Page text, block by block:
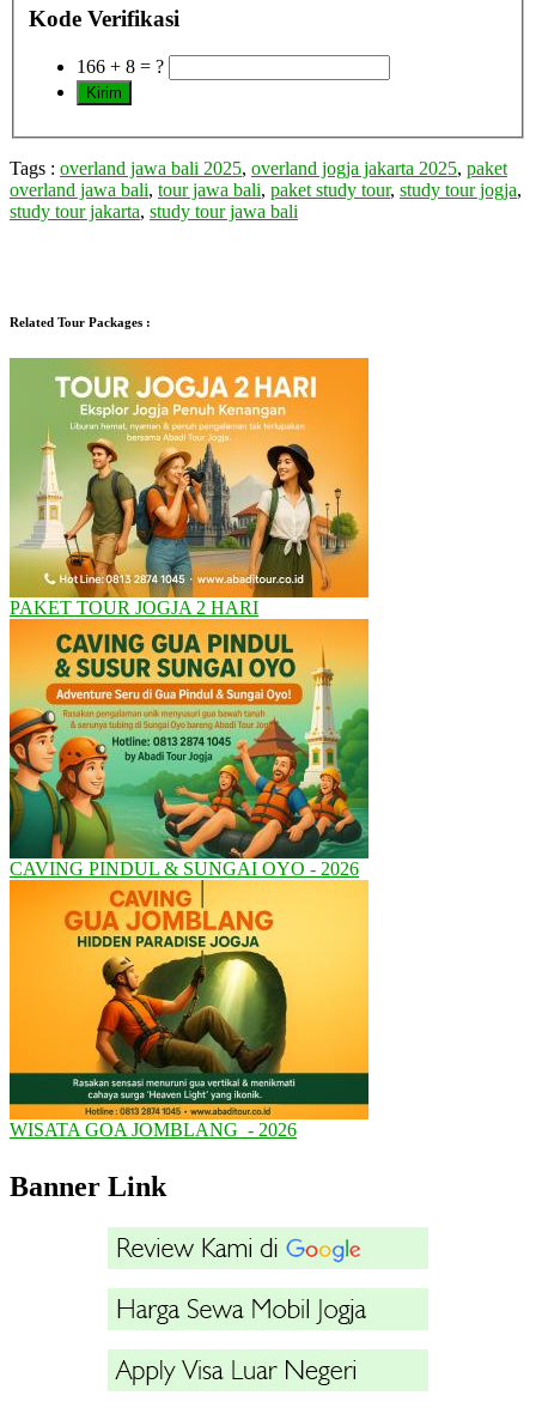
Kode Verifikasi
166 + 8 = ?
Tags : overland jawa bali 2025, overland jogja jakarta 2025, paket
overland jawa bali, tour jawa bali, paket study tour, study tour jogja,
study tour jakarta, study tour jawa bali
Related Tour Packages :
PAKET TOUR JOGJA 2 HARI
CAVING PINDUL & SUNGAI OYO - 2026
WISATA GOA JOMBLANG - 2026
Banner Link